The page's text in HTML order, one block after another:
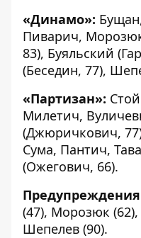
«Динамо»:
Пиварич,
83), Буяльский
(Беседин, 77),
«Партизан»:
Милетич,
(Джюричкович,
Сума, Пантич,
(Ожегович, 66).
(47), Морозюк
Шепелев (90).